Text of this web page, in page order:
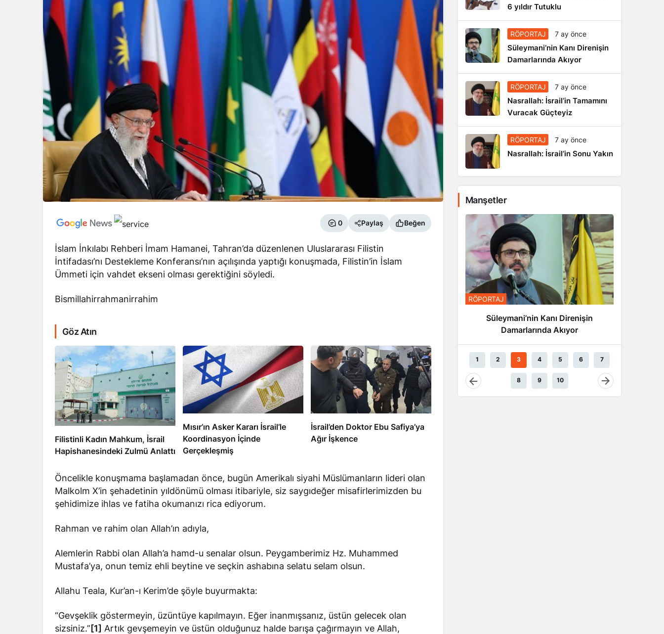
0 Paylaş Beğen
İslam İnkılabı Rehberi İmam Hamanei, Tahran’da düzenlenen Uluslararası Filistin
İntifadası’nı Destekleme Konferansı’nın açılışında yaptığı konuşmada, Filistin’in İslam
Ümmeti için vahdet ekseni olması gerektiğini söyledi.
Bismillahirrahmanirrahim
Göz Atın
Filistinli Kadın Mahkum, İsrail
Hapishanesindeki Zulmü Anlattı
Mısır’ın Asker Kararı İsrail’le
Koordinasyon İçinde
Gerçekleşmiş
İsrail’den Doktor Ebu Safiya’ya
Ağır İşkence
Öncelikle konuşmama başlamadan önce, bugün Amerikalı siyahi Müslümanların lideri olan
Malkolm X’in şehadetinin yıldönümü olması itibariyle, siz saygıdeğer misafirlerimizden bu
şehidimize ihlas ve fatiha okumanızı rica ediyorum.
Rahman ve rahim olan Allah’ın adıyla,
Alemlerin Rabbi olan Allah’a hamd-u senalar olsun. Peygamberimiz Hz. Muhammed
Mustafa’ya, onun temiz ehli beytine ve seçkin ashabına selatu selam olsun.
Allahu Teala, Kur’an-ı Kerim’de şöyle buyurmakta:
“Gevşeklik göstermeyin, üzüntüye kapılmayın. Eğer inanmışsanız, üstün gelecek olan
sizsiniz.” [1] Artık gevşemeyin ve üstün olduğunuz halde barışa çağırmayın ve Allah,
6 yıldır Tutuklu
RÖPORTAJ 7 ay önce
Süleymani’nin Kanı Direnişin
Damarlarında Akıyor
RÖPORTAJ 7 ay önce
Nasrallah: İsrail’in Tamamını
Vuracak Güçteyiz
RÖPORTAJ 7 ay önce
Nasrallah: İsrail’in Sonu Yakın
Manşetler
RÖPORTAJ RÖPORTAJ
Süleymani’nin Kanı Direnişin
Damarlarında Akıyor
1 2 3 4 5 6 7
8 9 10